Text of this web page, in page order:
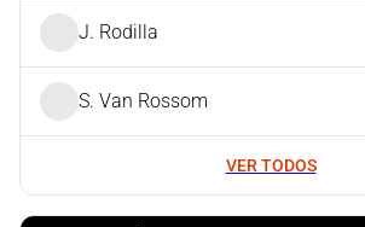
J. Rodilla
S. Van Rossom
VER TODOS